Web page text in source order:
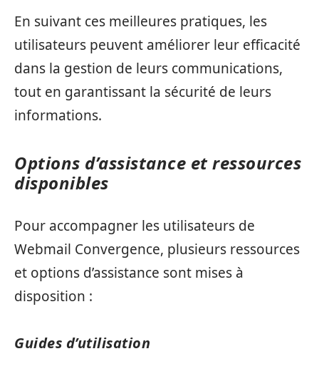
En suivant ces meilleures pratiques, les
utilisateurs peuvent améliorer leur efficacité
dans la gestion de leurs communications,
tout en garantissant la sécurité de leurs
informations.
Options d’assistance et ressources
disponibles
Pour accompagner les utilisateurs de
Webmail Convergence, plusieurs ressources
et options d’assistance sont mises à
disposition :
Guides d’utilisation